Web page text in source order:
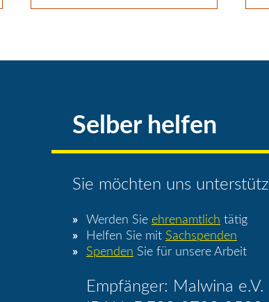
Selber helfen
Sie möchten uns
Werden Sie ehrenamtlich tätig
Helfen Sie mit Sachspenden
Spenden Sie für unsere Arbeit
Empfänger: Malwina e.V.